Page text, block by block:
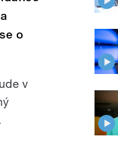
o
v